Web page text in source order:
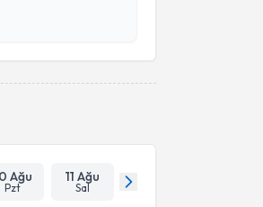
Gönder
Ağu
Pzt
11 Ağu
Sal